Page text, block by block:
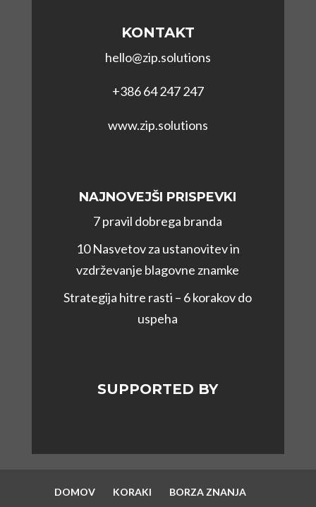
KONTAKT
hello@zip.solutions
+386 64 247 247
www.zip.solutions
NAJNOVEJŠI PRISPEVKI
7 pravil dobrega branda
10 Nasvetov za ustanovitev in
vzdrževanje blagovne znamke
Strategija hitre rasti – 6 korakov do
uspeha
SUPPORTED BY
DOMOV KORAKI BORZA ZNANJA